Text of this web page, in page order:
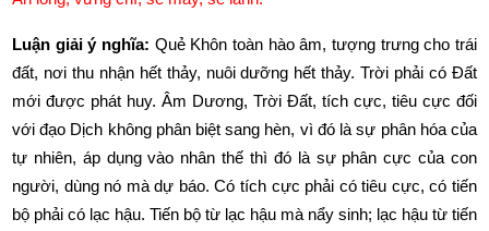
Luận giải ý nghĩa: Quẻ Khôn toàn hào âm, tượng trưng cho trái
đất, nơi thu nhận hết thảy, nuôi dưỡng hết thảy. Trời phải có Đất
mới được phát huy. Âm Dương, Trời Đất, tích cực, tiêu cực đối
với đạo Dịch không phân biệt sang hèn, vì đó là sự phân hóa của
tự nhiên, áp dụng vào nhân thế thì đó là sự phân cực của con
người, dùng nó mà dự báo. Có tích cực phải có tiêu cực, có tiến
bộ phải có lạc hậu. Tiến bộ từ lạc hậu mà nẩy sinh; lạc hậu từ tiến